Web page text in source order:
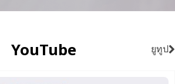
YouTube ยูทูป